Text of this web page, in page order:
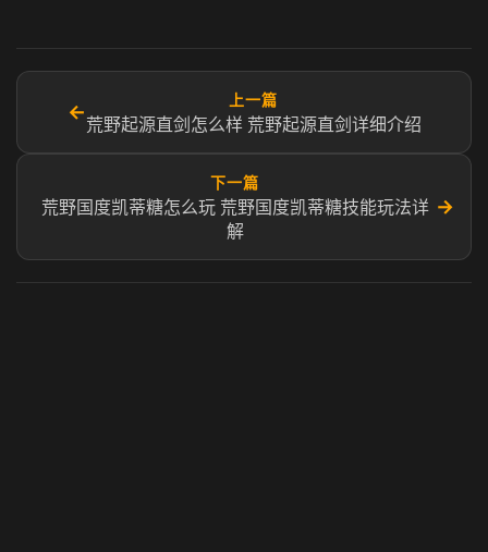
←
上一篇
荒野起源直剑怎么样 荒野起源直剑详细介绍
下一篇
荒野国度凯蒂糖怎么玩 荒野国度凯蒂糖技能玩法详
解
→